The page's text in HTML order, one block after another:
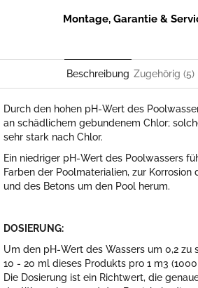
Montage, Garantie &
Beschreibung Zugehörig (5)
Durch den hohen pH-Wert des
an schädlichem gebundenem Chlor;
sehr stark nach Chlor.
Ein niedriger pH-Wert des Poolwassers
Farben der Poolmaterialien, zur
und des Betons um den Pool herum.
DOSIERUNG:
Um den pH-Wert des Wassers um 0,2 zu
10 - 20 ml dieses Produkts pro 1 m3
Die Dosierung ist ein Richtwert, die